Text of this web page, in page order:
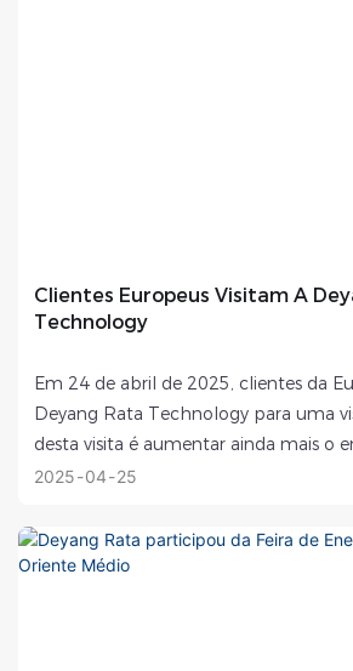
Clientes Europeus Visitam A
Technology
Em 24 de abril de 2025, clientes da
Deyang Rata Technology para uma
desta visita é aumentar ainda mais o
explorar oportunidades de
2025 04 25